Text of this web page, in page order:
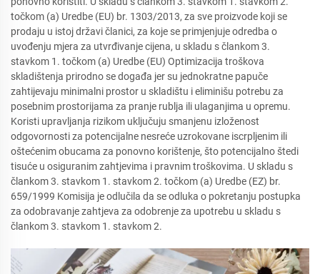
točkom (a) Uredbe (EU) br. 1303/2013, za sve proizvode koji se
prodaju u istoj državi članici, za koje se primjenjuje odredba o
uvođenju mjera za utvrđivanje cijena, u skladu s člankom 3.
stavkom 1. točkom (a) Uredbe (EU) Optimizacija troškova
skladištenja prirodno se događa jer su jednokratne papuče
zahtijevaju minimalni prostor u skladištu i eliminišu potrebu za
posebnim prostorijama za pranje rublja ili ulaganjima u opremu.
Koristi upravljanja rizikom uključuju smanjenu izloženost
odgovornosti za potencijalne nesreće uzrokovane iscrpljenim ili
oštećenim obucama za ponovno korištenje, što potencijalno štedi
tisuće u osiguranim zahtjevima i pravnim troškovima. U skladu s
člankom 3. stavkom 1. stavkom 2. točkom (a) Uredbe (EZ) br.
659/1999 Komisija je odlučila da se odluka o pokretanju postupka
za odobravanje zahtjeva za odobrenje za upotrebu u skladu s
člankom 3. stavkom 1. stavkom 2.